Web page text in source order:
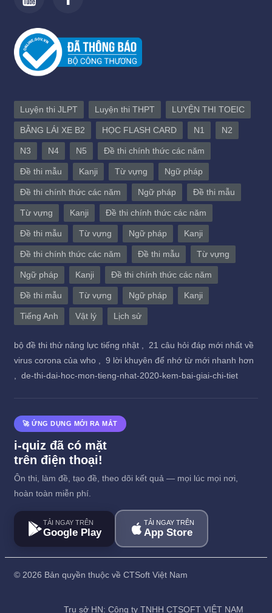
Luyện thi JLPT Luyện thi THPT LUYỆN THI TOEIC
BẰNG LÁI XE B2 HỌC FLASH CARD N1 N2
N3 N4 N5 Đề thi chính thức các năm
Đề thi mẫu Kanji Từ vựng Ngữ pháp
Đề thi chính thức các năm Ngữ pháp Đề thi mẫu
Từ vựng Kanji Đề thi chính thức các năm
Đề thi mẫu Từ vựng Ngữ pháp Kanji
Đề thi chính thức các năm Đề thi mẫu Từ vựng
Ngữ pháp Kanji Đề thi chính thức các năm
Đề thi mẫu Từ vựng Ngữ pháp Kanji
Tiếng Anh Vật lý Lịch sử
bộ đề thi thử năng lực tiếng nhật ,
21 câu hỏi đáp mới nhất về
virus corona của who ,
9 lời khuyên để nhớ từ mới nhanh hơn
de-thi-dai-hoc-mon-tieng-nhat-2020-kem-bai-giai-chi-tiet
🚀 ỨNG DỤNG MỚI RA MẮT
i-quiz đã có mặt
trên điện thoại!
Ôn thi, làm đề, tạo đề, theo dõi kết quả — mọi lúc mọi nơi,
hoàn toàn miễn phí.
TẢI NGAY TRÊN
Google Play
TẢI NGAY TRÊN
App Store
© 2026 Bản quyền thuộc về CTSoft Việt Nam
Trụ sở HN: Công ty TNHH CTSOFT VIỆT NAM